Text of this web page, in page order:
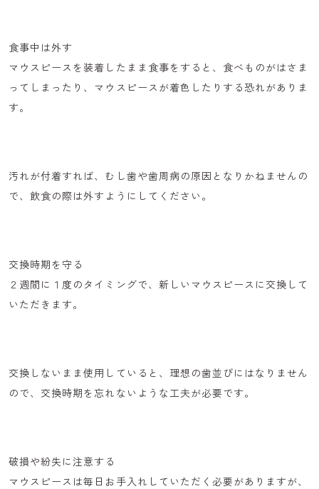
食事中は外す
マウスピースを装着したまま食事をすると、食べものがはさま
ってしまったり、マウスピースが着色したりする恐れがありま
す。
汚れが付着すれば、むし歯や歯周病の原因となりかねませんの
で、飲食の際は外す ようにしてください。
交換時期を守る
２週間に１度のタイミングで、新しいマウスピースに交換して
いただきます。
交換しないまま使用していると、理想の歯並びにはなりません
ので、 交換時期を忘れないような工夫が必要です。
破損や紛失に注意する
マウスピースは毎日お手入れしていただく必要がありますが、